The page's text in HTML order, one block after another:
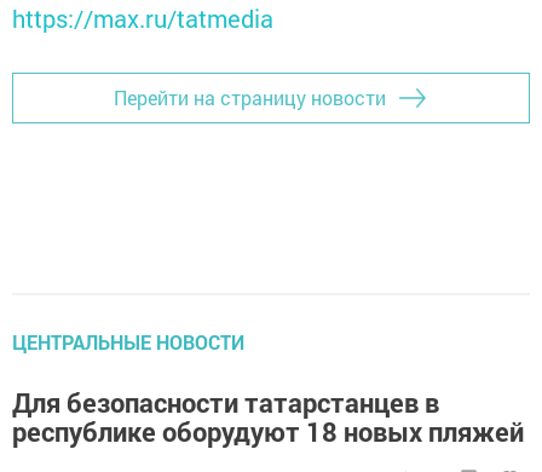
https://max.ru/tatmedia
Перейти на страницу новости
ЦЕНТРАЛЬНЫЕ НОВОСТИ
Для безопасности татарстанцев в
республике оборудуют 18 новых пляжей